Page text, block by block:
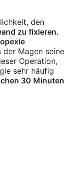
den
zu fixieren.
Magen seine
Operation,
sehr häufig
30 Minuten